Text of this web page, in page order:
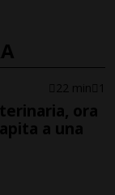
22 min 1
ora
a una